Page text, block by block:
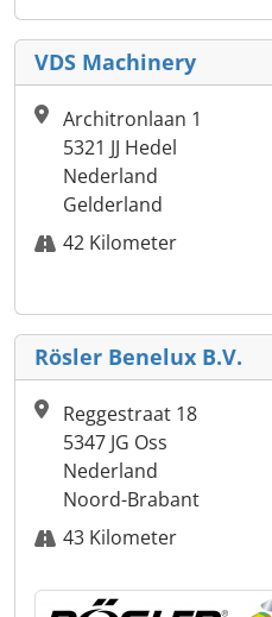
VDS Machinery
Architronlaan 1
5321 JJ Hedel
Nederland
Gelderland
42 Kilometer
Rösler Benelux B.V.
Reggestraat 18
5347 JG Oss
Nederland
Noord-Brabant
43 Kilometer